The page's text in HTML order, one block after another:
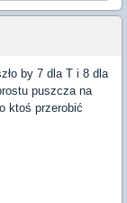
by 7 dla T i 8 dla
puszcza na
ktoś przerobić